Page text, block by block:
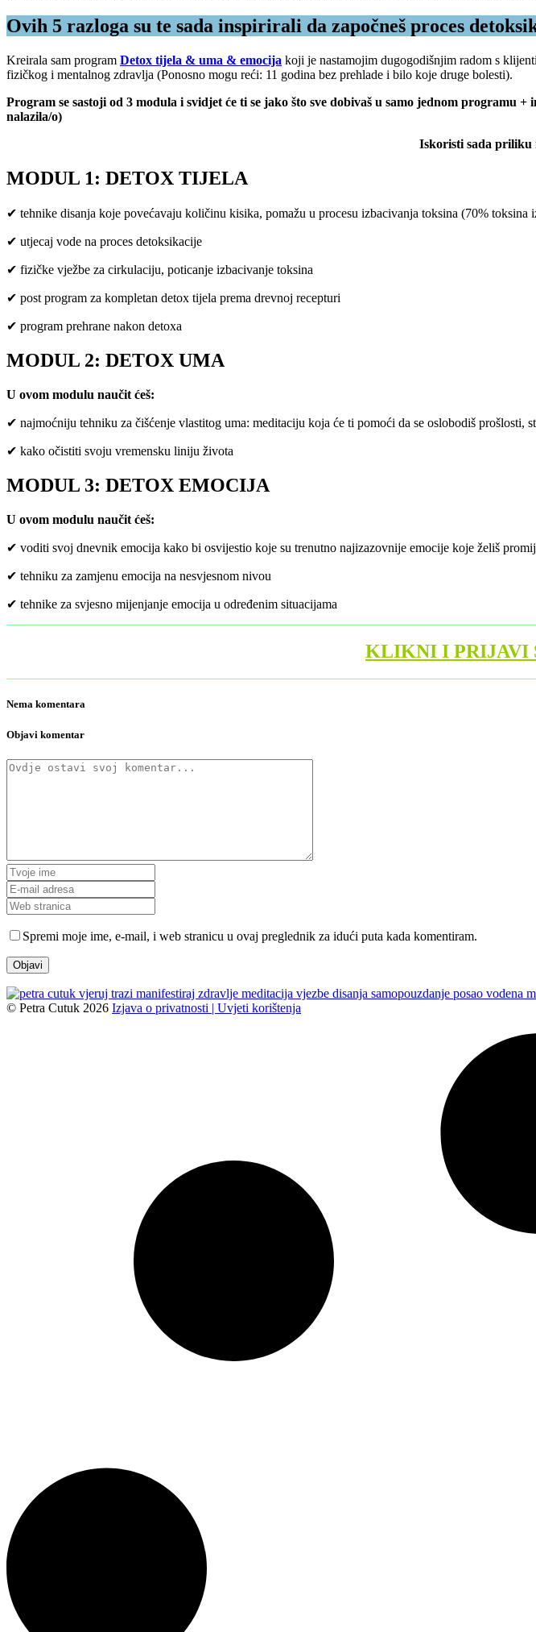
Ovih 5 razloga su te sada inspirirali da započneš proces
Kreirala sam program Detox tijela & uma & emocija koji je nastamojim dugogodišnjim radom s
fizičkog i mentalnog zdravlja (Ponosno mogu reći: 11 godina bez prehlade i bilo koje druge bolesti).
Program se sastoji od 3 modula i svidjet će ti se jako što sve dobivaš u samo jednom programu
nalazila/o)
Iskoristi sada priliku
MODUL 1: DETOX TIJELA
✔ tehnike disanja koje povećavaju količinu kisika, pomažu u procesu izbacivanja toksina (70%
✔ utjecaj vode na proces detoksikacije
✔ fizičke vježbe za cirkulaciju, poticanje izbacivanje toksina
✔ post program za kompletan detox tijela prema drevnoj recepturi
✔ program prehrane nakon detoxa
MODUL 2: DETOX UMA
U ovom modulu naučit ćeš:
✔ najmoćniju tehniku za čišćenje vlastitog uma: meditaciju koja će ti pomoći da se oslobodiš prošlosti,
✔ kako očistiti svoju vremensku liniju života
MODUL 3: DETOX EMOCIJA
U ovom modulu naučit ćeš:
✔ voditi svoj dnevnik emocija kako bi osvijestio koje su trenutno najizazovnije emocije koje želiš
✔ tehniku za zamjenu emocija na nesvjesnom nivou
✔ tehnike za svjesno mijenjanje emocija u određenim situacijama
KLIKNI I PRIJAVI
Nema komentara
Objavi komentar
Spremi moje ime, e-mail, i web stranicu u ovaj preglednik za idući puta kada komentiram.
© Petra Cutuk 2026 Izjava o privatnosti | Uvjeti korištenja